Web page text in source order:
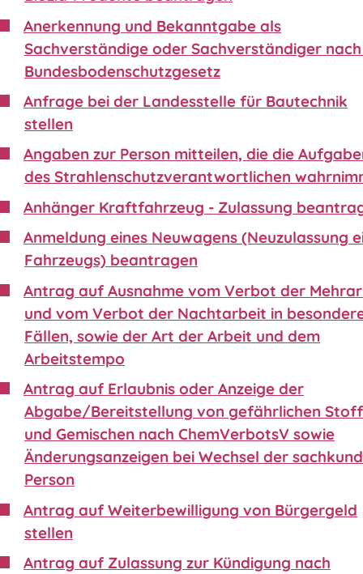
Anerkennung und Bekanntgabe als
Sachverständige oder Sachverständiger nach
Bundesbodenschutzgesetz
Anfrage bei der Landesstelle für Bautechnik
stellen
Angaben zur Person mitteilen, die die
des Strahlenschutzverantwortlichen
Anhänger Kraftfahrzeug - Zulassung
Anmeldung eines Neuwagens (Neuzulassung
Fahrzeugs) beantragen
Antrag auf Ausnahme vom Verbot der
und vom Verbot der Nachtarbeit in
Fällen, sowie der Art der Arbeit und dem
Arbeitstempo
Antrag auf Erlaubnis oder Anzeige der
Abgabe/Bereitstellung von gefährlichen
und Gemischen nach ChemVerbotsV sowie
Änderungsanzeigen bei Wechsel der
Person
Antrag auf Weiterbewilligung von Bürgergeld
stellen
Antrag auf Zulassung zur Kündigung nach